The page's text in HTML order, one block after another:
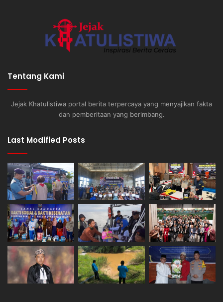
Tentang Kami
Jejak Khatulistiwa portal berita terpercaya yang menyajikan fakta
dan pemberitaan yang berimbang.
Last Modified Posts